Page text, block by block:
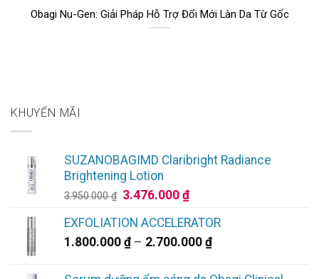
Obagi Nu-Gen: Giải Pháp Hỗ Trợ Đổi Mới Làn Da Từ Gốc
KHUYẾN MÃI
SUZANOBAGIMD Claribright Radiance
Brightening Lotion
3.950.000₫ Giá
là:
3.950.000 ₫.
3.476.000₫Giá
tại
là:
EXFOLIATION ACCELERATOR
1.800.000 ₫ – 2.700.000 ₫Khoảng
từ